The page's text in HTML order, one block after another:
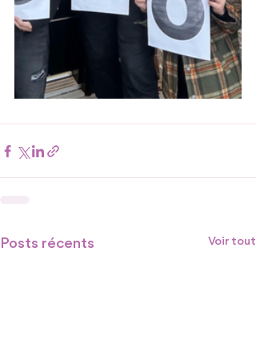
Posts récents Voir tout